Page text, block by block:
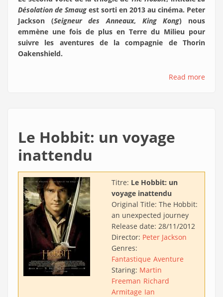
Désolation de Smaug est sorti en 2013 au cinéma. Peter
Jackson (Seigneur des Anneaux, King Kong) nous
emmène une fois de plus en Terre du Milieu pour
suivre les aventures de la compagnie de Thorin
Oakenshield.
Read more
Le Hobbit: un voyage
inattendu
Titre: Le Hobbit: un
voyage inattendu
Original Title: The Hobbit:
an unexpected journey
Release date: 28/11/2012
Director: Peter Jackson
Genres:
Fantastique Aventure
Staring: Martin
Freeman Richard
Armitage Ian